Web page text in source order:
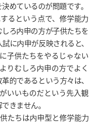
めているのが問題です。
るという点で、修学能力
ろ内申の方が子供たちを
に内申が反映されると、
子供たちをやるじゃない
りむしろ内申の方でよく
的であるという方々は、
いいものだという先入観
きません。
たちは内申型と修学能力